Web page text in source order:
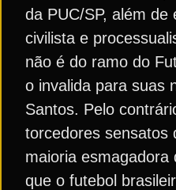
da PUC/SP, além de
civilista e
não é do ramo do
o invalida para suas
Santos. Pelo
torcedores sensatos
maioria esmagadora
que o futebol